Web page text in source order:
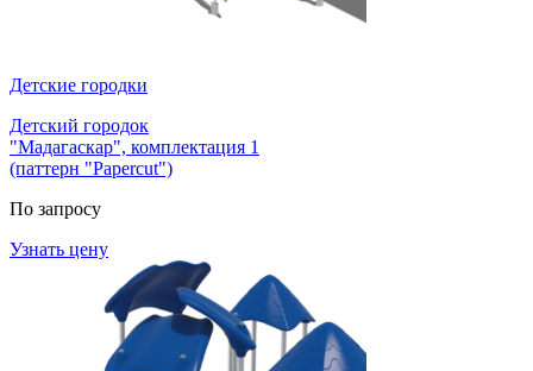
Детские городки
Детский городок
"Мадагаскар", комплектация 1
(паттерн "Papercut")
По запросу
Узнать цену